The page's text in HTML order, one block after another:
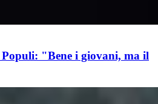
"Bene i giovani, ma il